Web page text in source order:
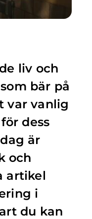
liv och
bär på
var vanlig
dess
är
och
artikel
i
du kan